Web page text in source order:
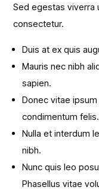
Sed egestas viverra
consectetur.
Duis at ex quis
Mauris nec nibh
sapien.
Donec vitae
condimentum felis.
Nulla et interdum
nibh.
Nunc quis leo
Phasellus vitae